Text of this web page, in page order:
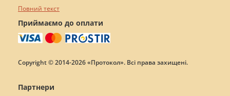
Повний текст
Приймаємо до оплати
Copyright © 2014-2026 «Протокол». Всі права захищені.
Партнери